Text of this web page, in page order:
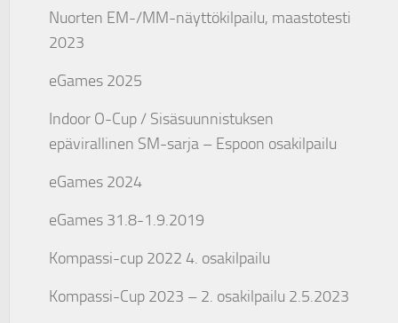
Nuorten EM-/MM-näyttökilpailu, maastotesti
2023
eGames 2025
Indoor O-Cup / Sisäsuunnistuksen
epävirallinen SM-sarja – Espoon osakilpailu
eGames 2024
eGames 31.8-1.9.2019
Kompassi-cup 2022 4. osakilpailu
Kompassi-Cup 2023 – 2. osakilpailu 2.5.2023